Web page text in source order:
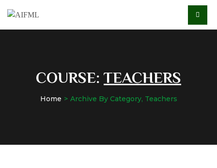
COURSE: TEACHERS
Home Archive By Category, Teachers